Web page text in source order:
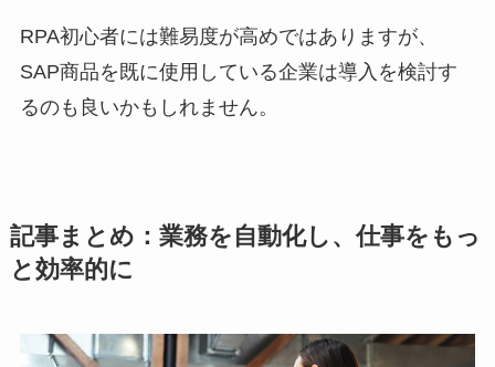
RPA初心者には難易度が高めではありますが、
SAP商品を既に使用している企業は導入を検討す
るのも良いかもしれません。
記事まとめ：業務を自動化し、仕事をもっ
と効率的に